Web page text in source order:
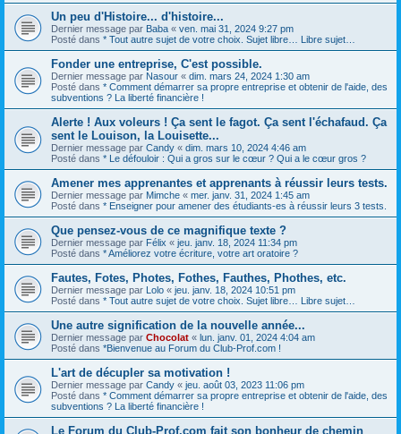
Un peu d'Histoire... d'histoire...
Dernier message par Baba « ven. mai 31, 2024 9:27 pm
Posté dans * Tout autre sujet de votre choix. Sujet libre… Libre sujet…
Fonder une entreprise, C'est possible.
Dernier message par Nasour « dim. mars 24, 2024 1:30 am
Posté dans * Comment démarrer sa propre entreprise et obtenir de l'aide, des
subventions ? La liberté financière !
Alerte ! Aux voleurs ! Ça sent le fagot. Ça sent l'échafaud. Ça
sent le Louison, la Louisette...
Dernier message par Candy « dim. mars 10, 2024 4:46 am
Posté dans * Le défouloir : Qui a gros sur le cœur ? Qui a le cœur gros ?
Amener mes apprenantes et apprenants à réussir leurs tests.
Dernier message par Mimche « mer. janv. 31, 2024 1:45 am
Posté dans * Enseigner pour amener des étudiants-es à réussir leurs 3 tests.
Que pensez-vous de ce magnifique texte ?
Dernier message par Félix « jeu. janv. 18, 2024 11:34 pm
Posté dans * Améliorez votre écriture, votre art oratoire ?
Fautes, Fotes, Photes, Fothes, Fauthes, Phothes, etc.
Dernier message par Lolo « jeu. janv. 18, 2024 10:51 pm
Posté dans * Tout autre sujet de votre choix. Sujet libre… Libre sujet…
Une autre signification de la nouvelle année...
Dernier message par Chocolat « lun. janv. 01, 2024 4:04 am
Posté dans *Bienvenue au Forum du Club-Prof.com !
L'art de décupler sa motivation !
Dernier message par Candy « jeu. août 03, 2023 11:06 pm
Posté dans * Comment démarrer sa propre entreprise et obtenir de l'aide, des
subventions ? La liberté financière !
Le Forum du Club-Prof.com fait son bonheur de chemin